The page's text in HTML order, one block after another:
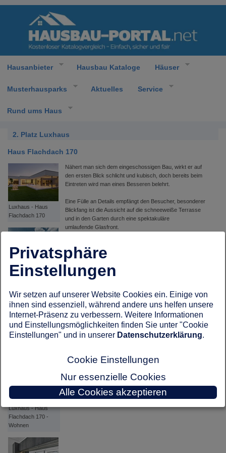
Hausanbieter Hausbau Kataloge Häuser
Musterhausparks Aktuelles Service
Rund ums Haus
2. Platz Luxhaus
Haus Flachdach 170
Luxhaus - Haus
Flachdach 170
Luxhaus - Haus
Luxhaus - Haus
Luxhaus - Haus
Flachdach 170 -
Wohnen
Nähert man sich dem eingeschossigen Bau, wirkt er auf
den ersten Blick schlicht und kubisch, doch bereits beim
Eintreten wird man eines Besseren belehrt.
Eine Fülle an Details empfängt den Besucher, besonderer
Blickfang ist die Aussicht auf die schneeweiße Terrasse
und in den Garten durch eine spektakuläre
umlaufende Glasfront.
genutzt wird, aber darauf ausgelegt ist, irgendwann einmal
vollständig als Wohnraum zu dienen, verströmt den Reiz
des Besonderen und Luxus pur.
Privatsphäre
Einstellungen
Wir setzen auf unserer Website Cookies ein. Einige von
ihnen sind essenziell, während andere uns helfen unsere
Internet-Präsenz zu verbessern. Weitere Informationen
und Einstellungsmöglichkeiten finden Sie unter "Cookie
Einstellungen" und in unserer Datenschutzerklärung.
Cookie Einstellungen
Nur essenzielle Cookies
Alle Cookies akzeptieren